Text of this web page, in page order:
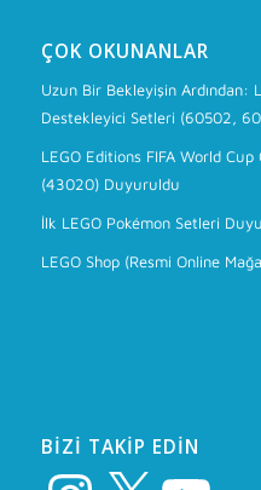
ÇOK OKUNANLAR
Uzun Bir Bekleyişin Ardından:
Destekleyici Setleri (60502,
LEGO Editions FIFA World
(43020) Duyuruldu
İlk LEGO Pokémon Setleri
LEGO Shop (Resmi Online
BIZI TAKIP EDIN
Instagram YouTube